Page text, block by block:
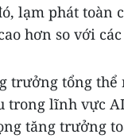
lạm phát toàn
hơn so với
trưởng tổng
trong lĩnh vực
tăng trưởng